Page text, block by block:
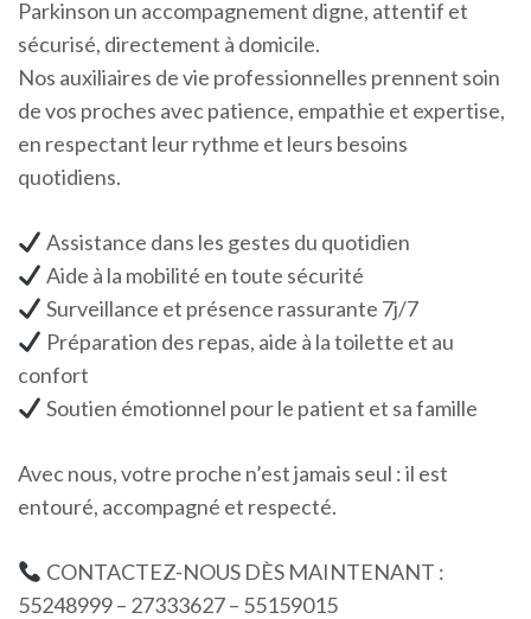
Parkinson un accompagnement digne, attentif et
sécurisé, directement à domicile.
Nos auxiliaires de vie professionnelles prennent soin
de vos proches avec patience, empathie et expertise,
en respectant leur rythme et leurs besoins
quotidiens.
Assistance dans les gestes du quotidien
Aide à la mobilité en toute sécurité
Surveillance et présence rassurante 7j/7
Préparation des repas, aide à la toilette et au
confort
Soutien émotionnel pour le patient et sa famille
Avec nous, votre proche n’est jamais seul : il est
entouré, accompagné et respecté.
CONTACTEZ-NOUS DÈS MAINTENANT :
55248999 – 27333627 – 55159015